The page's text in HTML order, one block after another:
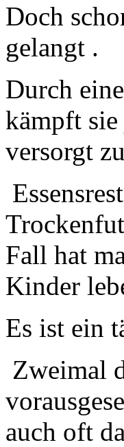
Doch
gelangt .
Durch
kämpft sie
versorgt
Fall hat
Kinder
Es ist ein
Zweimal
auch oft